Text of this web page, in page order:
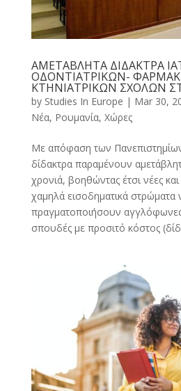
ΑΜΕΤΑΒΛΗΤΑ ΔΙΔΑΚΤΡΑ
ΟΔΟΝΤΙΑΤΡΙΚΩΝ-
ΚΤΗΝΙΑΤΡΙΚΩΝ ΣΧΟΛΩΝ
by Studies In Europe | Mar 30,
Νέα, Ρουμανία, Χώρες
Με απόφαση των
δίδακτρα παραμένουν
χρονιά, βοηθώντας έτσι νέες
χαμηλά εισοδηματικά στρώματα
πραγματοποιήσουν
σπουδές με προσιτό κόστος